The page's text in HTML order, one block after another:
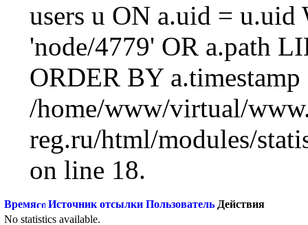
users u ON a.uid = u.uid
'node/4779' OR a.path
ORDER BY
/home/www/virtual/
reg.ru/html/modules/
on line 18.
Время Источник отсылки Пользователь Действия
No statistics available.